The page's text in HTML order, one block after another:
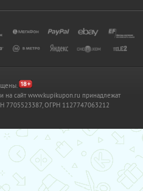
на сайт www.kupikupon.ru принадлежат
7705523387, ОГРН 1127747063212